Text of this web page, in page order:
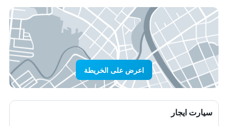
اعرض على الخريطة
سيارت ايجار